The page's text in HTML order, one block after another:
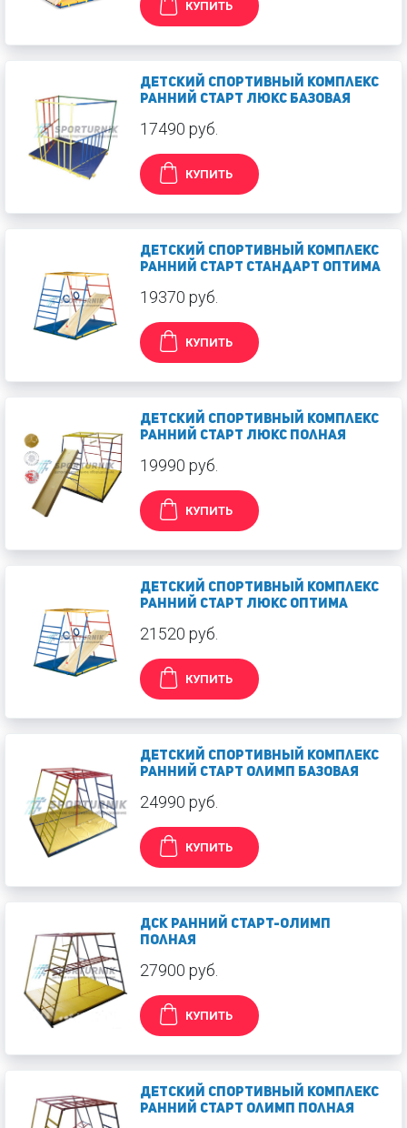
КУПИТЬ
Детский спортивный комплекс
Ранний старт Люкс базовая
17490 руб.
КУПИТЬ
Детский спортивный комплекс
Ранний старт Стандарт оптима
19370 руб.
КУПИТЬ
Детский спортивный комплекс
Ранний старт Люкс полная
19990 руб.
КУПИТЬ
Детский спортивный комплекс
Ранний старт Люкс оптима
21520 руб.
КУПИТЬ
Детский спортивный комплекс
Ранний старт Олимп базовая
24990 руб.
КУПИТЬ
ДСК Ранний старт-ОЛИМП
полная
27900 руб.
КУПИТЬ
Детский спортивный комплекс
Ранний старт Олимп полная